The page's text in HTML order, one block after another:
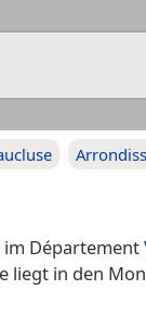
im Département
liegt in den